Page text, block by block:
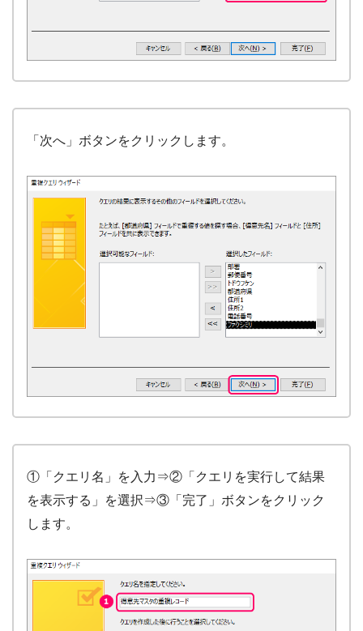
「次へ」ボタンをクリックします。
①「クエリ名」を入力⇒②「クエリを実行して結果
を表示する」を選択⇒③「完了」ボタンをクリック
します。